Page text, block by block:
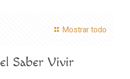
Mostrar todo
Saber Vivir